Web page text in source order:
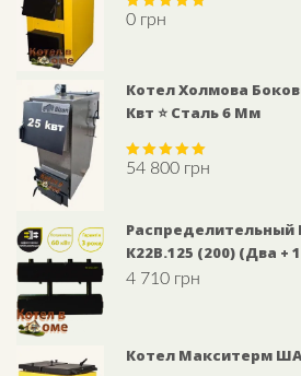
Rated
0 грн
Котел Холмова
Квт ⭐ Сталь 6 Мм
Rated5.00
54 800 грн
Распределительный
К22В.125 (200) (Два +
4 710 грн
Котел Макситерм